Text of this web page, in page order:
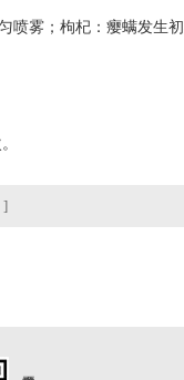
雾；枸杞：瘿螨发生
]